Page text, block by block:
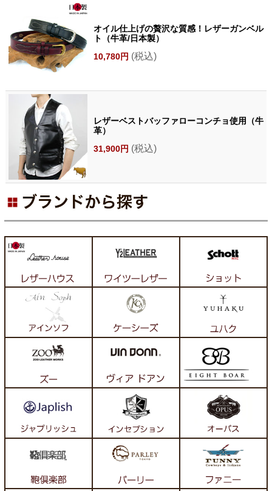
オイル仕上げの贅沢な質感！レザーガンベル
ト（牛革/日本製）
10,780円 (税込)
レザーベストバッファローコンチョ使用（牛
革）
31,900円 (税込)